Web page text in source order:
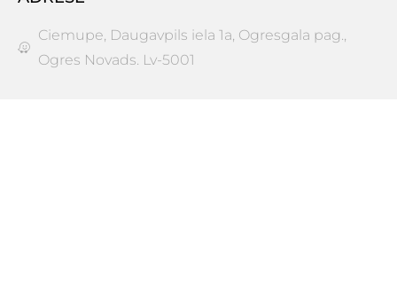
Ciemupe, Daugavpils iela 1a, Ogresgala pag.,
Ogres Novads. Lv-5001